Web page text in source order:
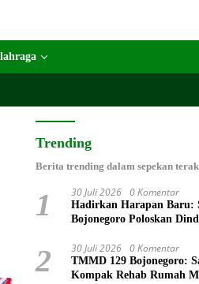
Trending
Berita trending dalam sepekan
1 30 Juli 2026 0 Komentar
Hadirkan Harapan Baru:
Bojonegoro Poloskan
2 30 Juli 2026 0 Komentar
TMMD 129 Bojonegoro:
Kompak Rehab Rumah